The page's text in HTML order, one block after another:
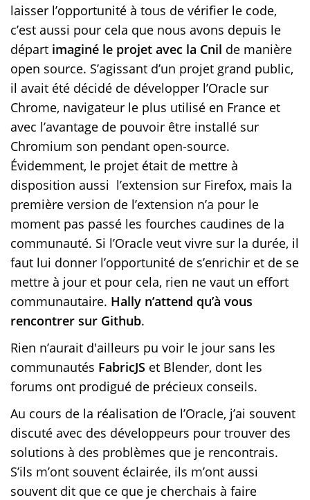
laisser l’opportunité à tous de vérifier le code,
c’est aussi pour cela que nous avons depuis le
départ imaginé le projet avec la Cnil de manière
open source. S’agissant d’un projet grand public,
il avait été décidé de développer l’Oracle sur
Chrome, navigateur le plus utilisé en France et
avec l’avantage de pouvoir être installé sur
Chromium son pendant open-source.
Évidemment, le projet était de mettre à
disposition aussi l’extension sur Firefox, mais la
première version de l’extension n’a pour le
moment pas passé les fourches caudines de la
communauté. Si l’Oracle veut vivre sur la durée, il
faut lui donner l’opportunité de s’enrichir et de se
mettre à jour et pour cela, rien ne vaut un effort
communautaire. Hally n’attend qu’à vous
rencontrer sur Github.
Rien n’aurait d'ailleurs pu voir le jour sans les
communautés FabricJS et Blender, dont les
forums ont prodigué de précieux conseils.
Au cours de la réalisation de l’Oracle, j’ai souvent
discuté avec des développeurs pour trouver des
solutions à des problèmes que je rencontrais.
S’ils m’ont souvent éclairée, ils m’ont aussi
souvent dit que ce que je cherchais à faire